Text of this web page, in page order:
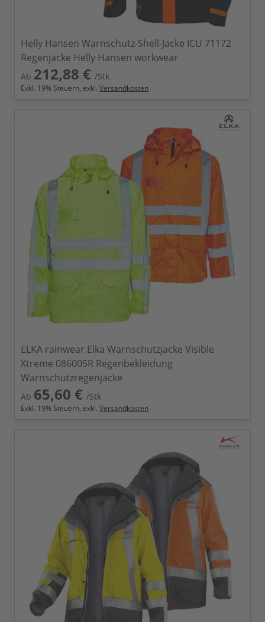
Helly Hansen Warnschutz-Shell-Jacke ICU 71172
Regenjacke Helly Hansen workwear
Ab 212,88 € /Stk
Exkl. 19% Steuern, exkl. Versandkosten
ELKA rainwear Elka Warnschutzjacke Visible
Xtreme 086005R Regenbekleidung
Warnschutzregenjacke
Ab 65,60 € /Stk
Exkl. 19% Steuern, exkl. Versandkosten